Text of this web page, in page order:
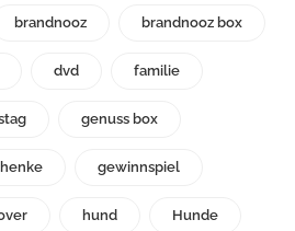
brandnooz brandnooz box
dvd familie
genuss box
gewinnspiel
hund Hunde